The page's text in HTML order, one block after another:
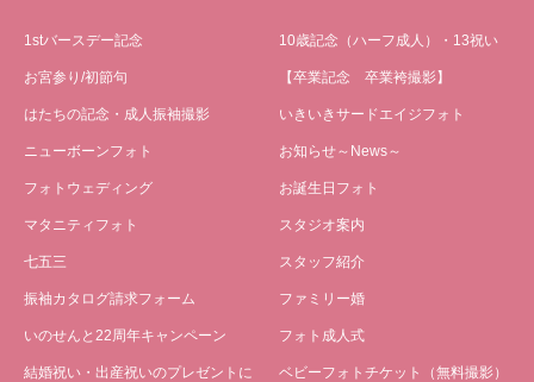
1stバースデー記念
お宮参り/初節句
はたちの記念・成人振袖撮影
ニューボーンフォト
フォトウェディング
マタニティフォト
七五三
振袖カタログ請求フォーム
いのせんと22周年キャンペーン
結婚祝い・出産祝いのプレゼントに
10歳記念（ハーフ成人）・13祝い
【卒業記念 卒業袴撮影】
いきいきサードエイジフォト
お知らせ～News～
お誕生日フォト
スタジオ案内
スタッフ紹介
ファミリー婚
フォト成人式
ベビーフォトチケット（無料撮影）